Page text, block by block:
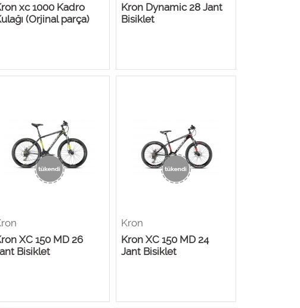
xc 1000 Kadro
(Orjinal parça)
Kron Dynamic 28 Jant
Bisiklet
XC 150 MD 26
Bisiklet
Kron
Kron XC 150 MD 24
Jant Bisiklet